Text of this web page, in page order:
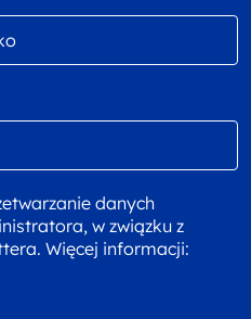
danych
w związku z
Więcej informacji: